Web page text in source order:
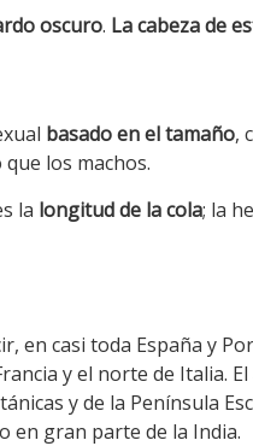
oscuro. La cabeza de
basado en el tamaño,
los machos.
la longitud de la cola; la
en casi toda España y
y el norte de Italia.
y de la Península
en gran parte de la India.